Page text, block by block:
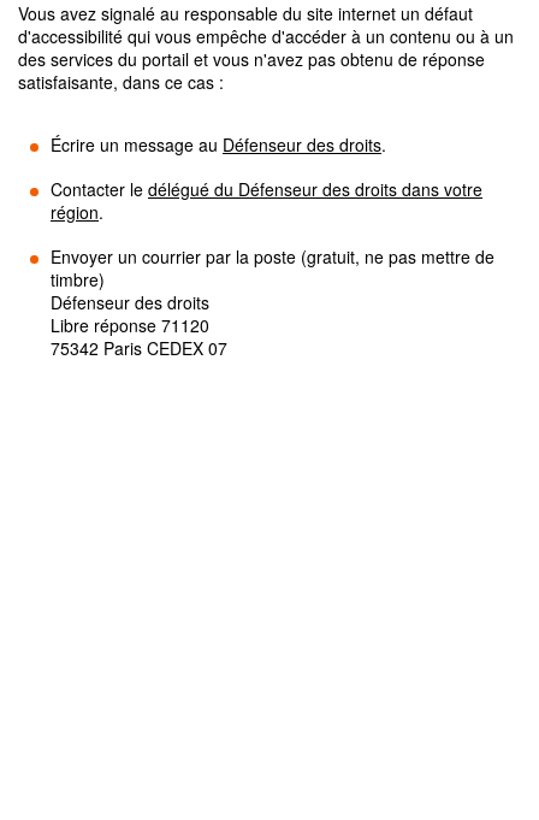
Vous avez signalé au responsable du site internet un défaut
d'accessibilité qui vous empêche d'accéder à un contenu ou à un
des services du portail et vous n'avez pas obtenu de réponse
satisfaisante, dans ce cas :
Écrire un message au Défenseur des droits.
Contacter le délégué du Défenseur des droits dans votre
région.
Envoyer un courrier par la poste (gratuit, ne pas mettre de
timbre)
Défenseur des droits
Libre réponse 71120
75342 Paris CEDEX 07